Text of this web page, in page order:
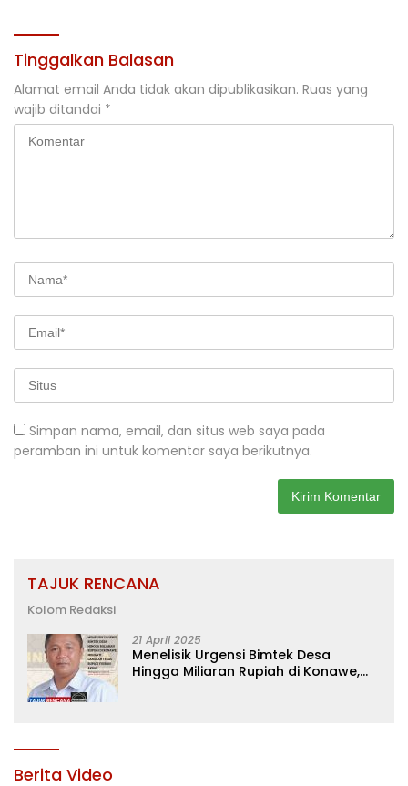
Tinggalkan Balasan
Alamat email Anda tidak akan dipublikasikan. Ruas yang
wajib ditandai *
Simpan nama, email, dan situs web saya pada
peramban ini untuk komentar saya berikutnya.
TAJUK RENCANA
Kolom Redaksi
21 April 2025
Menelisik Urgensi Bimtek Desa
Hingga Miliaran Rupiah di Konawe,
Berita Video